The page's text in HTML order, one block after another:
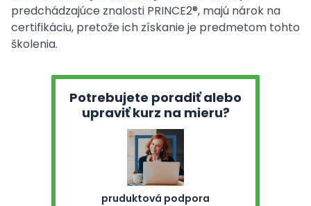
predchádzajúce znalosti PRINCE2®, majú nárok na
certifikáciu, pretože ich získanie je predmetom tohto
školenia.
Potrebujete poradiť alebo
upraviť kurz na mieru?
pruduktová podpora